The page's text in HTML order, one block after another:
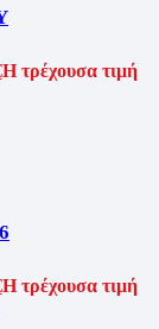
Η τρέχουσα τιμή
Η τρέχουσα τιμή